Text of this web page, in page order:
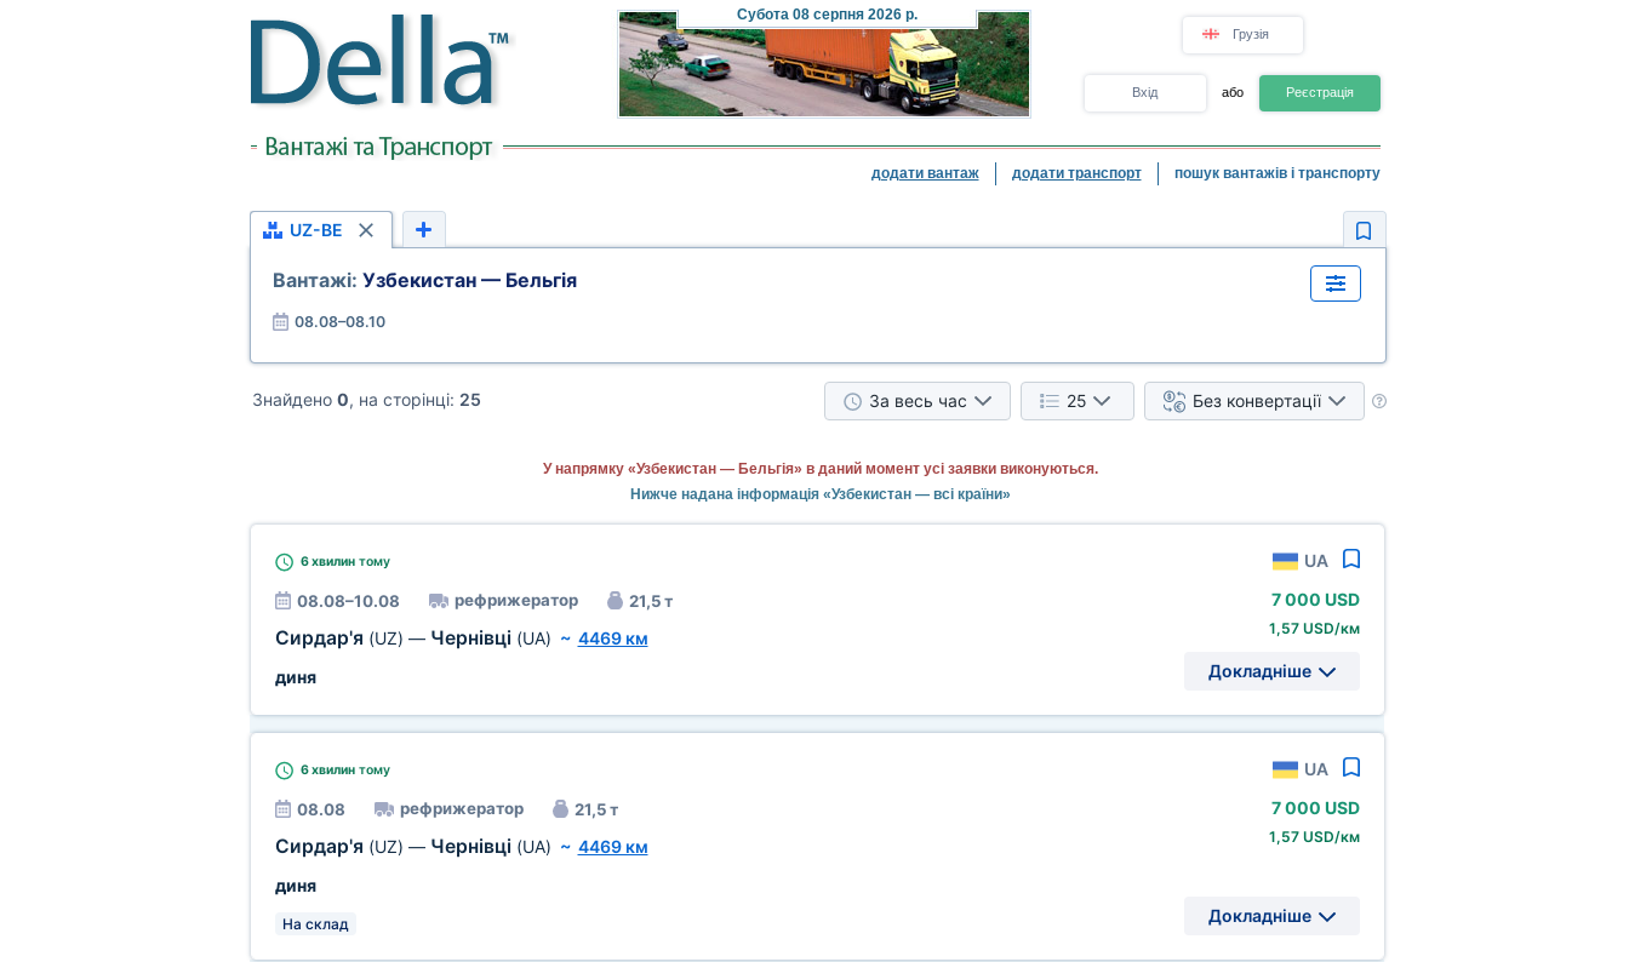
Субота08 серпня 2026 р.
Грузія
Вхід або Реєстрація
додати вантаж додати транспорт пошук вантажів і транспорту
UZ-BE
Вантажі: Узбекистан — Бельгія
08.08–08.10
Знайдено 0, на сторінці: 25 За весь час 25 Без конвертації
У напрямку «Узбекистан — Бельгія» в даний момент усі заявки виконуються.
Нижче надана інформація «Узбекистан — всі країни»
6 хвилинтому UA
08.08–10.08 рефрижератор 21,5 т
Сирдар'я (UZ) — Чернівці (UA) ~ 4469 км
диня
7 000 USD
1,57 USD/км
Докладніше
6 хвилинтому UA
08.08 рефрижератор 21,5 т
Сирдар'я (UZ) — Чернівці (UA) ~ 4469 км
диня
На склад
7 000 USD
1,57 USD/км
Докладніше